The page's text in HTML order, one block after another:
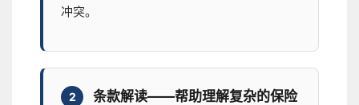
冲突。
2
条款解读——帮助理解复杂的保险